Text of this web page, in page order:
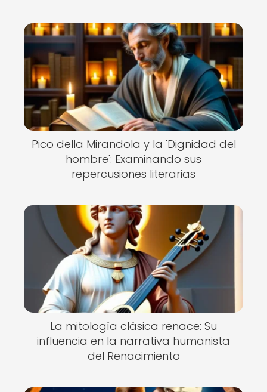
Pico della Mirandola y la 'Dignidad del
hombre': Examinando sus
repercusiones literarias
La mitología clásica renace: Su
influencia en la narrativa humanista
del Renacimiento